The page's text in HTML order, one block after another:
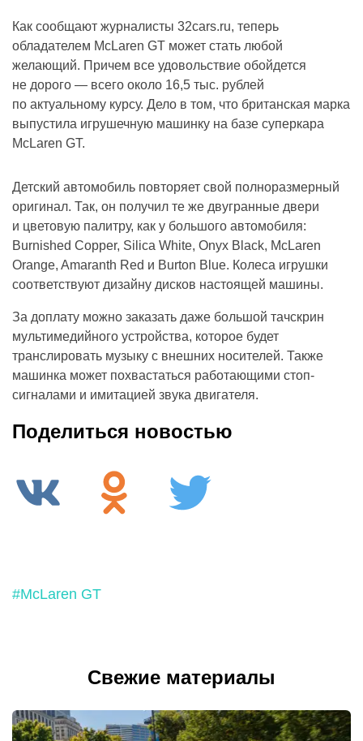
Как сообщают журналисты 32cars.ru, теперь
обладателем McLaren GT может стать любой
желающий. Причем все удовольствие обойдется
не дорого — всего около 16,5 тыс. рублей
по актуальному курсу. Дело в том, что британская марка
выпустила игрушечную машинку на базе суперкара
McLaren GT.
Детский автомобиль повторяет свой полноразмерный
оригинал. Так, он получил те же двугранные двери
и цветовую палитру, как у большого автомобиля:
Burnished Copper, Silica White, Onyx Black, McLaren
Orange, Amaranth Red и Burton Blue. Колеса игрушки
соответствуют дизайну дисков настоящей машины.
За доплату можно заказать даже большой тачскрин
мультимедийного устройства, которое будет
транслировать музыку с внешних носителей. Также
машинка может похвастаться работающими стоп-
сигналами и имитацией звука двигателя.
Поделиться новостью
#McLaren GT
Свежие материалы